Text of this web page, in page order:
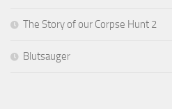
The Story of our Corpse Hunt 2
Blutsauger